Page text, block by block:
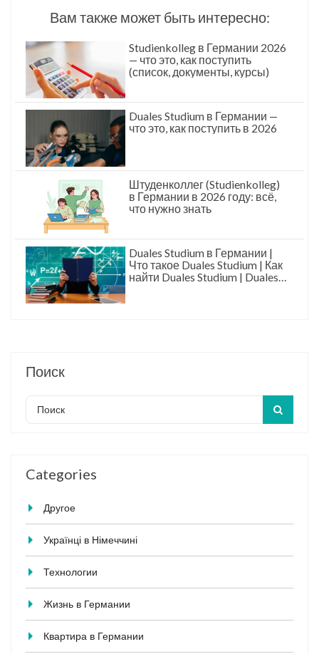
Вам также может быть интересно:
Studienkolleg в Германии 2026
— что это, как поступить
(список, документы, курсы)
Duales Studium в Германии —
что это, как поступить в 2026
Штуденколлег (Studienkolleg)
в Германии в 2026 году: всё,
что нужно знать
Duales Studium в Германии |
Что такое Duales Studium | Как
найти Duales Studium | Duales
Поиск
Categories
Другое
Українці в Німеччині
Технологии
Жизнь в Германии
Квартира в Германии